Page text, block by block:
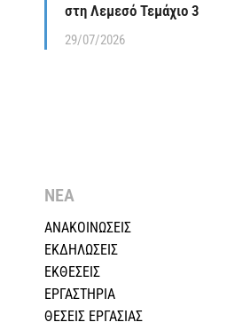
στη Λεμεσό Τεμάχιο 3
29/07/2026
ΝΕΑ
ΑΝΑΚΟΙΝΩΣΕΙΣ
ΕΚΔΗΛΩΣΕΙΣ
ΕΚΘΕΣΕΙΣ
ΕΡΓΑΣΤΗΡΙΑ
ΘΕΣΕΙΣ ΕΡΓΑΣΙΑΣ